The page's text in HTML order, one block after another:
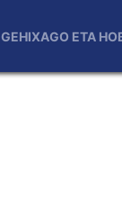
GEHIXAGO ETA